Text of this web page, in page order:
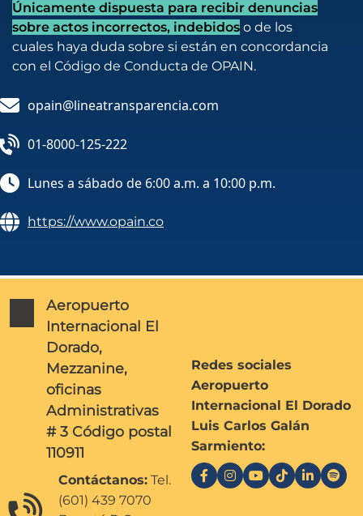
Únicamente dispuesta para recibir denuncias
sobre actos incorrectos, indebidos o de los
cuales haya duda sobre si están en concordancia
con el Código de Conducta de OPAIN.
opain@lineatransparencia.com
01-8000-125-222
Lunes a sábado de 6:00 a.m. a 10:00 p.m.
https://www.opain.co
Aeropuerto
Internacional El
Dorado,
Mezzanine,
oficinas
Administrativas
# 3 Código postal
110911
Contáctanos: Tel.
(601) 439 7070
Redes sociales
Aeropuerto
Internacional El Dorado
Luis Carlos Galán
Sarmiento: